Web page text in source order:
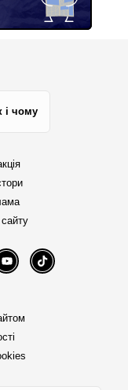
і чому
YouTube TikTok